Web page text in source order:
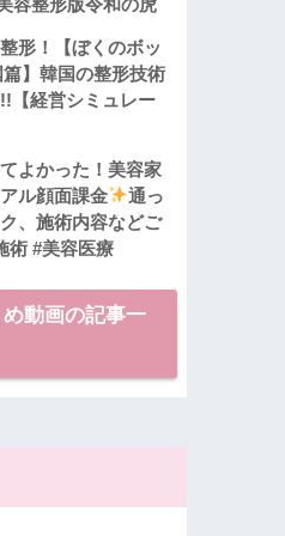
形！【ぼくのボッ
】韓国の整形技術
【経営シミュレー
よかった！美容家
ル顔面課金
通っ
、施術内容などご
#美容医療
動画の記事一